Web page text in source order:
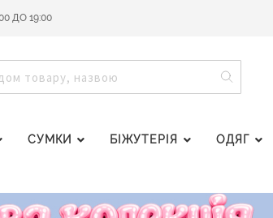
ДО 19:00
ПОШУК
СУМКИ БІЖУТЕРІЯ ОДЯГ